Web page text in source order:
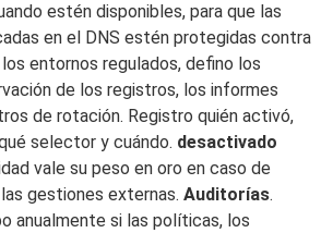
estén disponibles, para que las
en el DNS estén protegidas contra
los entornos regulados, defino los
de los registros, los informes
de rotación. Registro quién activó,
selector y cuándo. desactivado
vale su peso en oro en caso de
gestiones externas. Auditorías.
anualmente si las políticas, los